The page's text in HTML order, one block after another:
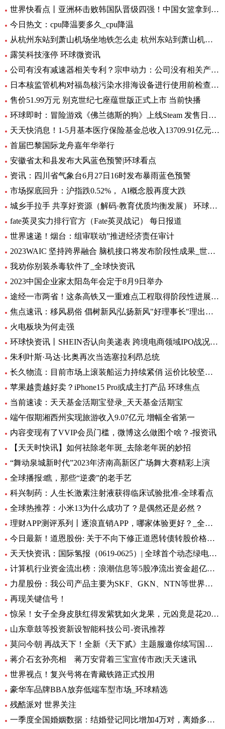
世界快看点丨亚洲杯击败韩国队晋级四强！中国女篮拿到世界杯及奥运资格赛席位
今日热文：cpu降温要多久_cpu降温
从杭州东站到萧山机场坐地铁怎么走 杭州东站到萧山机场有地铁 环球要闻
露笑科技涨停 环球微资讯
公司有没有减速器相关专利？宗申动力：公司没有相关产品以及专利
日本核监管机构对福岛核污染水排海设备进行使用前检查_速递
售价51.99万元 别克世纪七座蕴世版正式上市 当前快播
环球即时：冒险游戏《佛兰德斯的狗》上线Steam 发售日期待定
天天快消息！1-5月基本医疗保险基金总收入13709.91亿元，同比增长8.2%
首届巴黎国际龙舟嘉年华举行
安徽省太和县发布大风蓝色预警|环球看点
资讯：四川省气象台6月27日16时发布暴雨蓝色预警
市场探底回升：沪指跌0.52%， AI概念股再度大跌
城乡手拉手 共享好资源（解码·教育优质均衡发展） 环球通讯
fate英灵实力排行官方（Fate英灵战记） 每日报道
世界速递！烟台：组审联动”推进经济责任审计
2023WAIC 坚持跨界融合 脑机接口将发布阶段性成果_世界热讯
我劝你别装杀毒软件了_全球快资讯
2023中国企业家太阳岛年会定于8月9日举办
途经一市两省！这条高铁又一重难点工程取得阶段性进展_前沿热点
焦点速讯：移风易俗 倡树新风|弘扬新风"好理事长"理出乡村新风尚
火电板块为何走强
环球快资讯丨SHEIN否认向美递表 跨境电商领域IPO战况如何？
朱利叶斯·马达·比奥再次当选塞拉利昂总统
长久物流：目前市场上滚装船运力持续紧俏 运价比较坚挺-当前速看
苹果越贵越好卖？iPhone15 Pro或成主打产品 环球焦点
当前速读：天天基金活期宝登录_天天基金活期宝
端午假期湘西州实现旅游收入9.07亿元 增幅全省第一
内容变现有了VVIP会员门槛，微博这么做图个啥？-报资讯
【天天时快讯】如何祛除老年斑_去除老年斑的妙招
“舞动泉城新时代”2023年济南高新区广场舞大赛精彩上演
全球播报:瞧，那些“逆袭”的老手艺
科兴制药：人生长激素注射液获得临床试验批准-全球看点
全球热推荐：小米13为什么成功了？是偶然还是必然？
理财APP测评系列丨逐浪直销APP，哪家体验更好？_全球今亮点
今日最新！道恩股份: 关于不向下修正道恩转债转股价格的公告
天天快资讯：国际氢报（0619-0625）| 全球首个动态绿电制氨工厂初具规模；MTU开发液氢航空燃料电池技术；道达尔致力于绿氢炼油……
计算机行业资金流出榜：浪潮信息等5股净流出资金超亿元_世界热文
力星股份：我公司产品主要为SKF、GKN、NTN等世界著名的轴承公司配套 全球热点评
再现关键信号！
惊呆！女子全身皮肤红得发紫犹如火龙果，元凶竟是花20块钱买的……_每日观点
山东章鼓等投资新设智能科技公司-资讯推荐
莫问今朝 再战天下！全新《天下贰》主题服邀你续写国韵风华！_当前播报
蒋介石玄孙亮相 蒋万安背着三宝宣传市政|天天速讯
世界视点！复兴号将在青藏铁路正式投用
豪华车品牌BBA放弃低端车型市场_环球精选
残酷派对 世界关注
一季度全国婚姻数据：结婚登记同比增加4万对，离婚多了12万对